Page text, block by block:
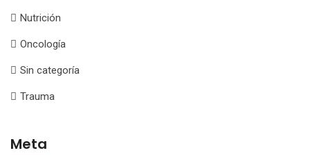
Nutrición
Oncología
Sin categoría
Trauma
Meta